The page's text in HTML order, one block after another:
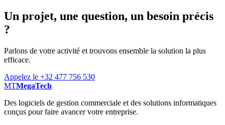
Un projet, une question, un besoin précis
?
Parlons de votre activité et trouvons ensemble la solution la plus
efficace.
Appelez le +32 477 756 530
MTMegaTech
Des logiciels de gestion commerciale et des solutions informatiques
conçus pour faire avancer votre entreprise.